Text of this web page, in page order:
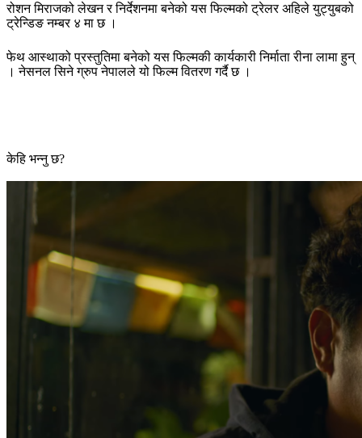
रोशन मिराजको लेखन र निर्देशनमा बनेको यस फिल्मको ट्रेलर अहिले युट्युबको
ट्रेन्डिङ नम्बर ४ मा छ ।
फेथ आस्थाको प्रस्तुतिमा बनेको यस फिल्मकी कार्यकारी निर्माता रीना लामा हुन्
। नेसनल सिने ग्रुप नेपालले यो फिल्म वितरण गर्दै छ ।
केहि भन्नु छ?